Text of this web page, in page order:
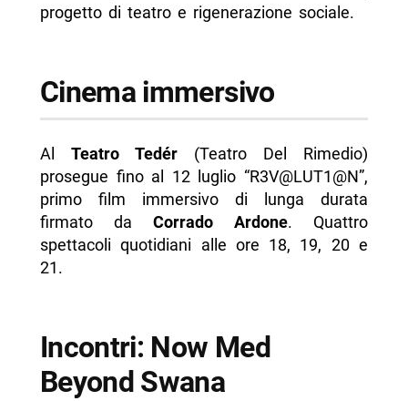
progetto di teatro e rigenerazione sociale.
Cinema immersivo
Al Teatro Tedér (Teatro Del Rimedio)
prosegue fino al 12 luglio “R3V@LUT1@N”,
primo film immersivo di lunga durata
firmato da Corrado Ardone. Quattro
spettacoli quotidiani alle ore 18, 19, 20 e
21.
Incontri: Now Med
Beyond Swana